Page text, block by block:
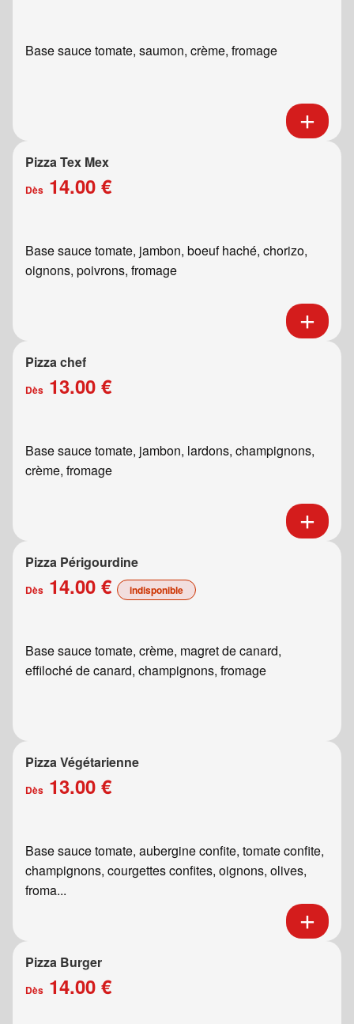
Base sauce tomate, saumon, crème, fromage
Pizza Tex Mex
Dès 14.00 €
Base sauce tomate, jambon, boeuf haché, chorizo,
oignons, poivrons, fromage
Pizza chef
Dès 13.00 €
Base sauce tomate, jambon, lardons, champignons,
crème, fromage
Pizza Périgourdine
Dès 14.00 € indisponible
Base sauce tomate, crème, magret de canard,
effiloché de canard, champignons, fromage
Pizza Végétarienne
Dès 13.00 €
Base sauce tomate, aubergine confite, tomate confite,
champignons, courgettes confites, oignons, olives,
froma...
Pizza Burger
Dès 14.00 €